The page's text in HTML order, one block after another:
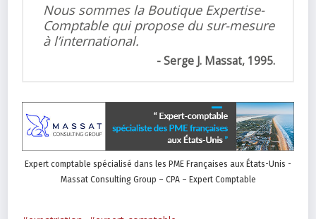
Nous sommes la Boutique Expertise-
Comptable qui propose du sur-mesure
à l’international.
Serge J. Massat, 1995.
Expert comptable spécialisé dans les PME Françaises aux États-Unis -
Massat Consulting Group – CPA – Expert Comptable